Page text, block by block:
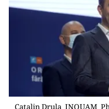
Catalin